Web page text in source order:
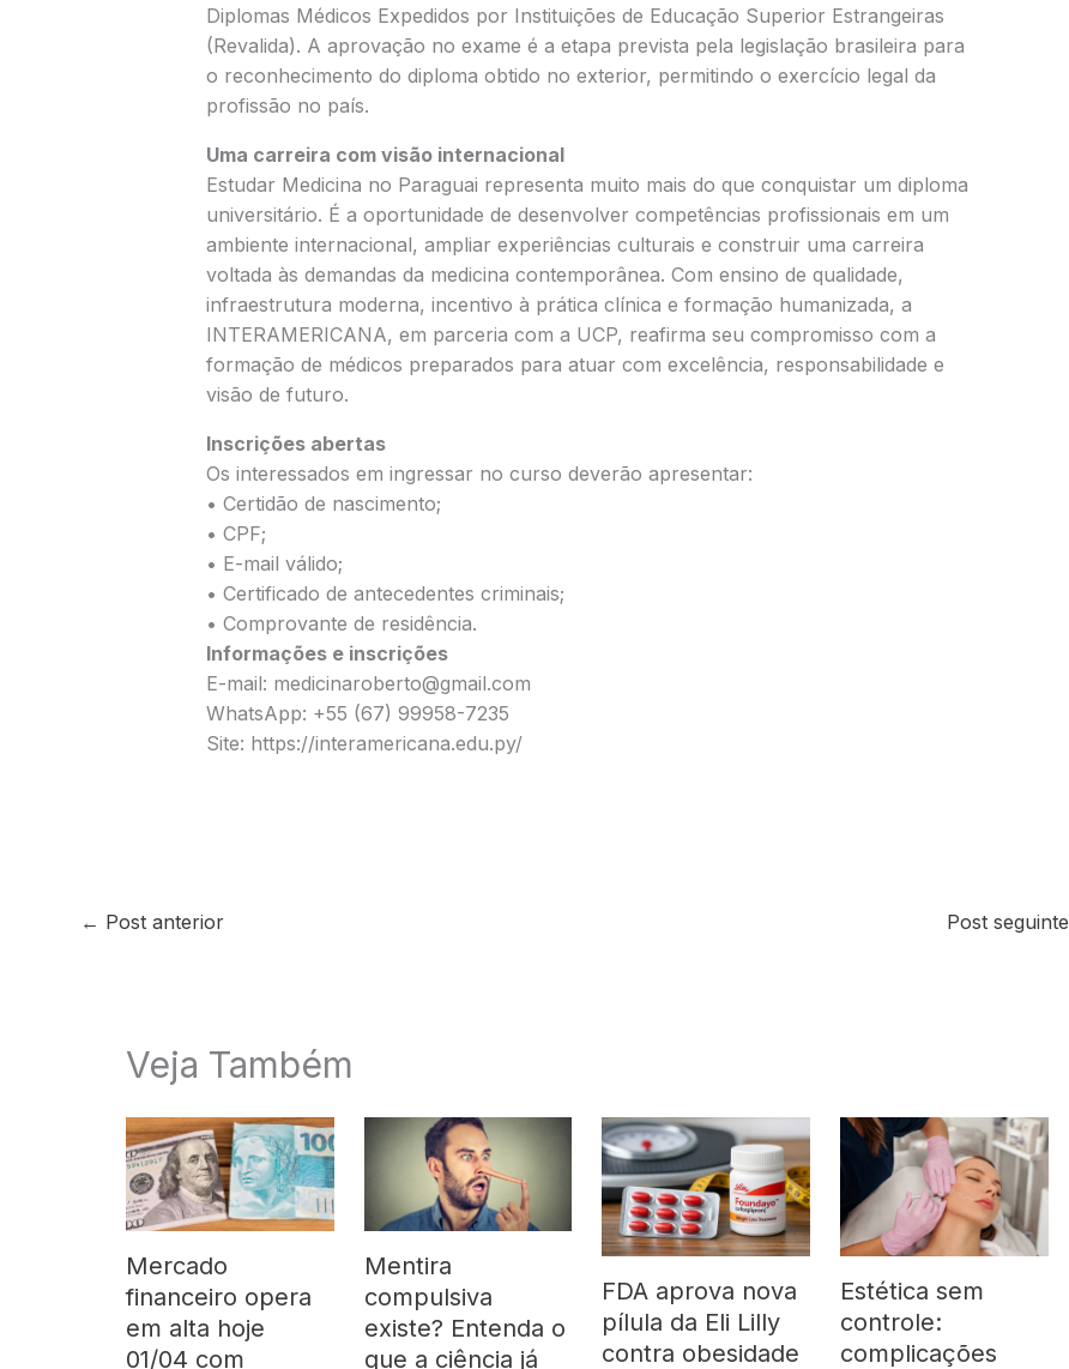
Diplomas Médicos Expedidos por Instituições de Educação Superior Estrangeiras
(Revalida). A aprovação no exame é a etapa prevista pela legislação brasileira para
o reconhecimento do diploma obtido no exterior, permitindo o exercício legal da
profissão no país.
Uma carreira com visão internacional
Estudar Medicina no Paraguai representa muito mais do que conquistar um diploma
universitário. É a oportunidade de desenvolver competências profissionais em um
ambiente internacional, ampliar experiências culturais e construir uma carreira
voltada às demandas da medicina contemporânea. Com ensino de qualidade,
infraestrutura moderna, incentivo à prática clínica e formação humanizada, a
INTERAMERICANA, em parceria com a UCP, reafirma seu compromisso com a
formação de médicos preparados para atuar com excelência, responsabilidade e
visão de futuro.
Inscrições abertas
Os interessados em ingressar no curso deverão apresentar:
• Certidão de nascimento;
• CPF;
• E-mail válido;
• Certificado de antecedentes criminais;
• Comprovante de residência.
Informações e inscrições
E-mail: medicinaroberto@gmail.com
WhatsApp: +55 (67) 99958-7235
Site: https://interamericana.edu.py/
← Post anterior Post seguinte
Veja Também
Mercado
financeiro opera
em alta hoje
01/04 com
Mentira
compulsiva
existe? Entenda o
que a ciência já
FDA aprova nova
pílula da Eli Lilly
contra obesidade
Estética sem
controle:
complicações